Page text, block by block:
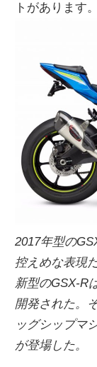
トがあります。
2017年型の
控えめな表現
新型のGSX-R
開発された。
ッグシップマ
が登場した。